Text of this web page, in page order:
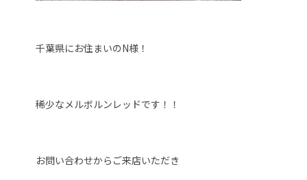
千葉県にお住まいのN様！
稀少なメルボルンレッドです！！
お問い合わせからご来店いただき